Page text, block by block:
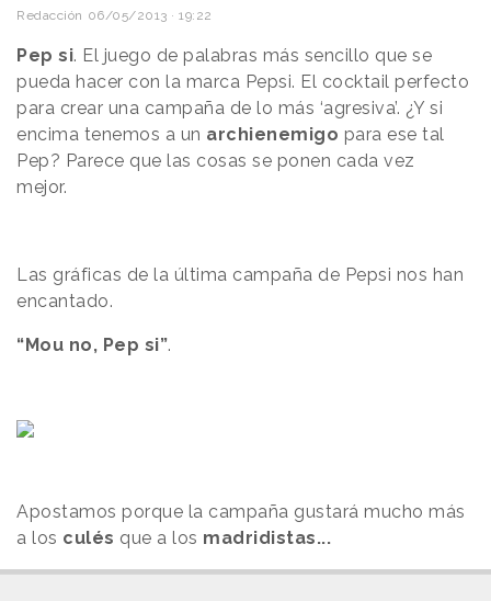
Redacción 06/05/2013 · 19:22
Pep si. El juego de palabras más sencillo que se
pueda hacer con la marca Pepsi. El cocktail perfecto
para crear una campaña de lo más ‘agresiva’. ¿Y si
encima tenemos a un archienemigo para ese tal
Pep? Parece que las cosas se ponen cada vez
mejor.
Las gráficas de la última campaña de Pepsi nos han
encantado.
“Mou no, Pep si”.
Apostamos porque la campaña gustará mucho más
a los culés que a los madridistas...